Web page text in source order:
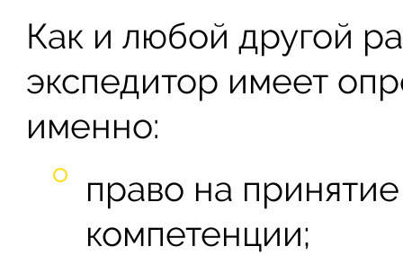
Как и любой другой
экспедитор имеет
именно:
право на
компетенции;